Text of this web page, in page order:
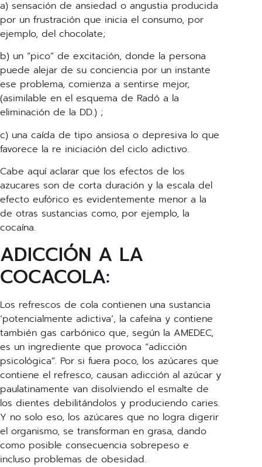
a) sensación de ansiedad o angustia producida
por un frustración que inicia el consumo, por
ejemplo, del chocolate;
b) un “pico” de excitación, donde la persona
puede alejar de su conciencia por un instante
ese problema, comienza a sentirse mejor,
(asimilable en el esquema de Radó a la
eliminación de la DD.) ;
c) una caída de tipo ansiosa o depresiva lo que
favorece la re iniciación del ciclo adictivo.
Cabe aquí aclarar que los efectos de los
azucares son de corta duración y la escala del
efecto eufórico es evidentemente menor a la
de otras sustancias como, por ejemplo, la
cocaína.
ADICCIÓN A LA
COCACOLA:
Los refrescos de cola contienen una sustancia
‘potencialmente adictiva’, la cafeína y contiene
también gas carbónico que, según la AMEDEC,
es un ingrediente que provoca “adicción
psicológica”. Por si fuera poco, los azúcares que
contiene el refresco, causan adicción al azúcar y
paulatinamente van disolviendo el esmalte de
los dientes debilitándolos y produciendo caries.
Y no solo eso, los azúcares que no logra digerir
el organismo, se transforman en grasa, dando
como posible consecuencia sobrepeso e
incluso problemas de obesidad.